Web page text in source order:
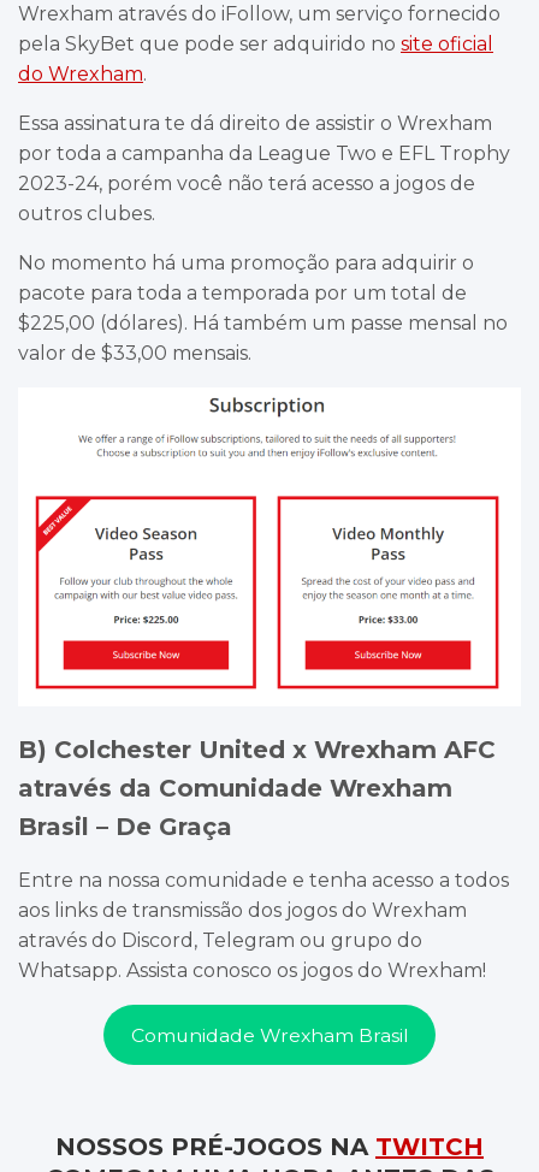
Wrexham através do iFollow, um serviço fornecido
pela SkyBet que pode ser adquirido no site oficial
do Wrexham.
Essa assinatura te dá direito de assistir o Wrexham
por toda a campanha da League Two e EFL Trophy
2023-24, porém você não terá acesso a jogos de
outros clubes.
No momento há uma promoção para adquirir o
pacote para toda a temporada por um total de
$225,00 (dólares). Há também um passe mensal no
valor de $33,00 mensais.
B) Colchester United x Wrexham AFC
através da Comunidade Wrexham
Brasil – De Graça
Entre na nossa comunidade e tenha acesso a todos
aos links de transmissão dos jogos do Wrexham
através do Discord, Telegram ou grupo do
Whatsapp. Assista conosco os jogos do Wrexham!
Comunidade Wrexham Brasil
NOSSOS PRÉ-JOGOS NA TWITCH